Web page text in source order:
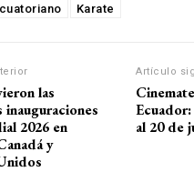
Karate
las
2026 en
y
Artículo
al 20 de